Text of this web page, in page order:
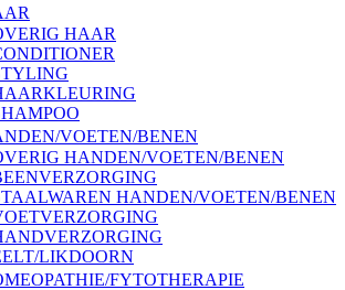
HAAR
VOETEN/BENEN
HANDEN/VOETEN/BENEN
HANDEN/VOETEN/BENEN
LIKDOORN
FYTOTHERAPIE